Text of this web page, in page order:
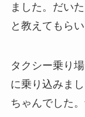
ました。だい
と教えてもらい
タクシー乗り
に乗り込みま
ちゃんでした